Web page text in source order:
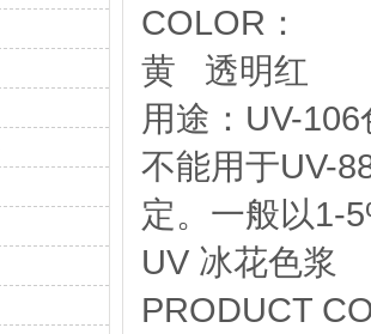
黄 透明红
用途：UV-
不能用于UV-
定。一般以1-
UV 冰花色浆
PRODUCT